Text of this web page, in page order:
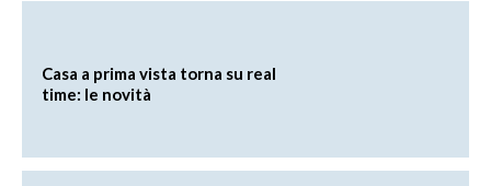
Casa a prima vista torna su real
time: le novità